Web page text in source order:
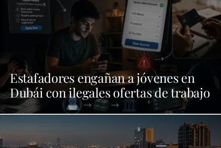
Estafadores engañan a jóvenes en
Dubái con ilegales ofertas de trabajo